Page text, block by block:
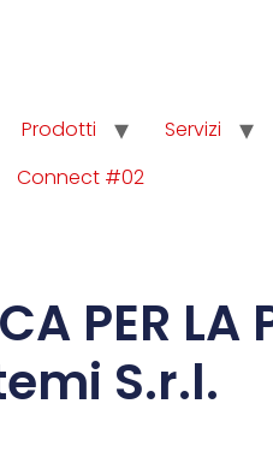
Prodotti Servizi
Connect #02
PER LA
S.r.l.